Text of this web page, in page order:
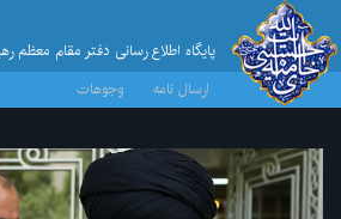
پایگاه اطلاع رسانی دفتر مقام معظم
ارسال نامه
وجوهات